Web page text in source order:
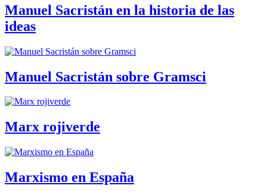
Manuel Sacristán en la historia de las
ideas
Manuel Sacristán sobre Gramsci
Marx rojiverde
Marxismo en España